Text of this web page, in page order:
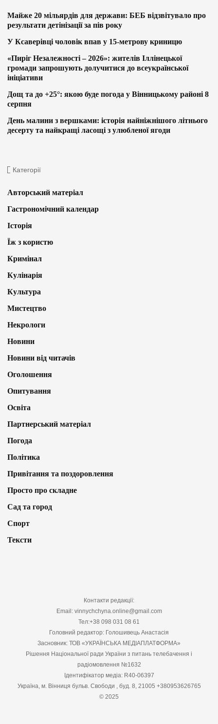
Майже 20 мільярдів для держави: БЕБ відзвітувало про
результати детінізації за пів року
У Ксаверівці чоловік впав у 15-метрову криницю
«Пиріг Незалежності – 2026»: жителів Іллінецької
громади запрошують долучитися до всеукраїнської
ініціативи
Дощ та до +25°: якою буде погода у Вінницькому районі 8
серпня
День малини з вершками: історія найніжнішого літнього
десерту та найкращі ласощі з улюбленої ягоди
Категорії
Авторський матеріал
Гастрономічний календар
Історія
Їж з користю
Кримінал
Кулінарія
Культура
Мистецтво
Некрологи
Новини
Новини від читачів
Оголошення
Опитування
Освіта
Партнерський матеріал
Погода
Політика
Привітання та поздоровлення
Просто про складне
Сад та город
Спорт
Тексти
Контакти редакції:
Email: vinnychchyna.online@gmail.com
Тел:+38 098 031 08 61
Головний редактор: Голошивець Анастасія
Засновник: ТОВ «УКРАЇНСЬКА МЕДІАПЛАТФОРМА»
Рішення Національної ради України з питань телебачення і
радіомовлення №1632
Ідентифікатор медіа: R40-06397
Україна, м. Вінниця бульв. Свободи , буд. 8, 21005 +380953626765
© 2025